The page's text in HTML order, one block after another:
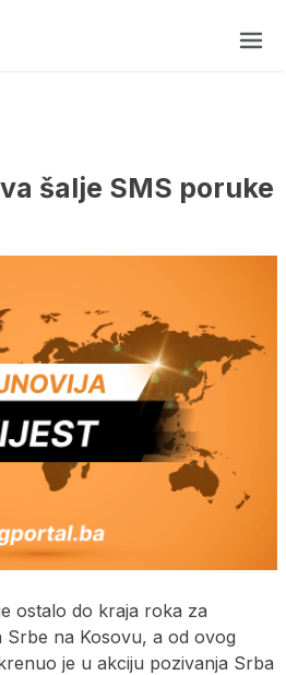
šalje SMS poruke
ostalo do kraja roka za
na Kosovu, a od ovog
je u akciju pozivanja Srba